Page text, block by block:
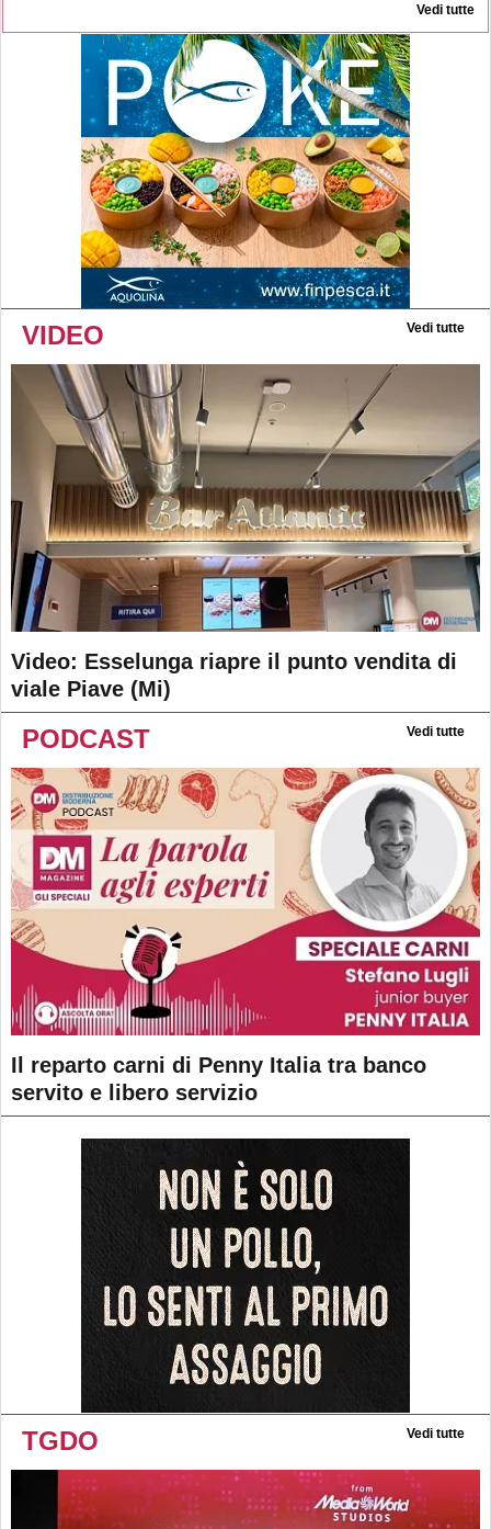
Vedi tutte
VIDEO Vedi tutte
Video: Esselunga riapre il punto vendita di
viale Piave (Mi)
PODCAST Vedi tutte
Il reparto carni di Penny Italia tra banco
servito e libero servizio
TGDO Vedi tutte